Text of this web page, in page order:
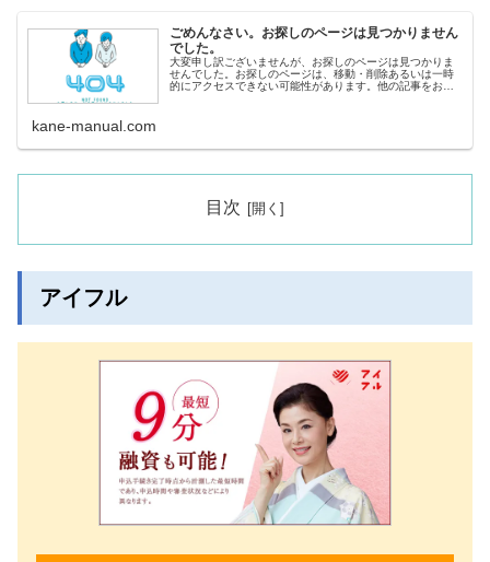
ごめんなさい。お探しのページは見つかりません
でした。
大変申し訳ございませんが、お探しのページは見つかりま
せんでした。お探しのページは、移動・削除あるいは一時
的にアクセスできない可能性があります。他の記事をお探
kane-manual.com
目次
アイフル